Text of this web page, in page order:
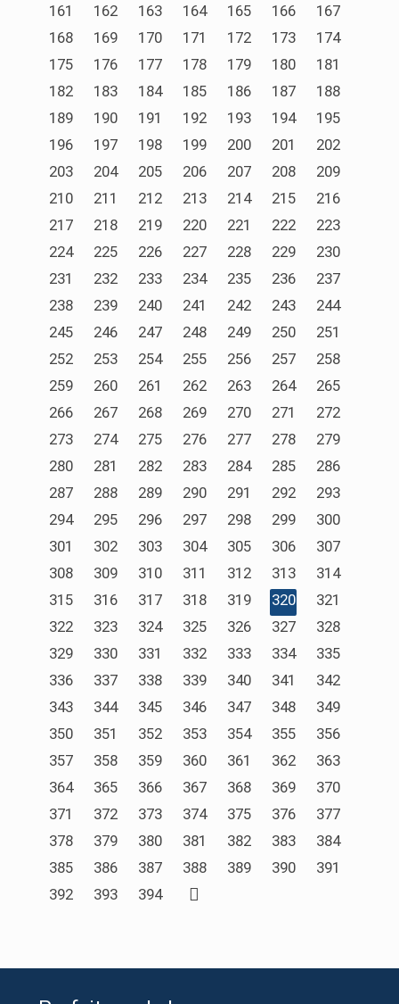
161
162 163 164 165 166
167
168
169 170 171 172 173
174
175
176 177 178 179 180
181
182
183 184 185 186 187
188
189
190 191 192 193 194
195
196
197 198 199 200 201
202
203
204 205 206 207 208
209
210
211 212 213 214 215
216
217
218 219 220 221 222
223
224
225 226 227 228 229
230
231
232 233 234 235 236
237
238
239 240 241 242 243
244
245
246 247 248 249 250
251
252
253 254 255 256 257
258
259
260 261 262 263 264
265
266
267 268 269 270 271
272
273
274 275 276 277 278
279
280
281 282 283 284 285
286
287
288 289 290 291 292
293
294
295 296 297 298 299
300
301
302 303 304 305 306
307
308
309 310 311 312 313
314
315
316 317 318 319 320
321
322
323 324 325 326 327
328
329
330 331 332 333 334
335
336
337 338 339 340 341
342
343
344 345 346 347 348
349
350
351 352 353 354 355
356
357
358 359 360 361 362
363
364
365 366 367 368 369
370
371
372 373 374 375 376
377
378
379 380 381 382 383
384
385
386 387 388 389 390
391
392
393 394